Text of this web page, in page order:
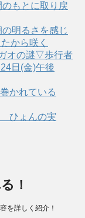
もとに取り戻
明るさを感じ
から咲く
オの謎▽歩行者
日(金)午後
かれている
ひょんの実
！
を詳しく紹介！